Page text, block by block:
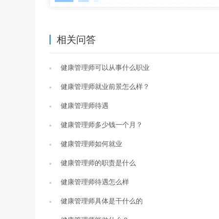
相关问答
健康管理师可以从事什么职业
健康管理师就业前景怎么样？
健康管理师待遇
健康管理师多少钱一个月？
健康管理师如何就业
健康管理师的职责是什么
健康管理师待遇怎么样
健康管理师具体是干什么的